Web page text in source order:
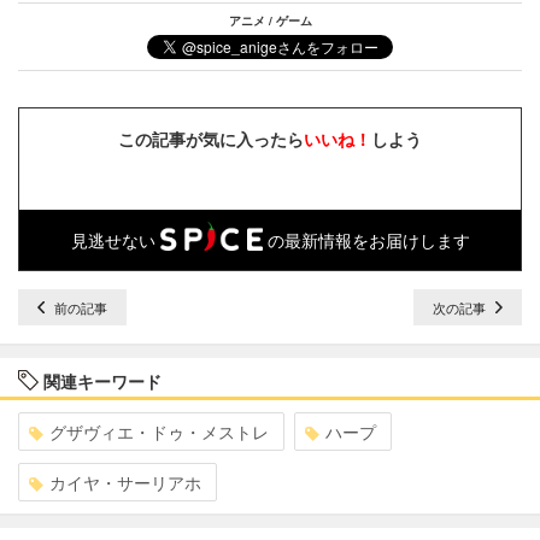
アニメ / ゲーム
この記事が気に入ったらいいね！ しよう
見逃せない の最新情報をお届けします
前の記事 次の記事
関連キーワード
グザヴィエ・ドゥ・メストレ ハープ
カイヤ・サーリアホ